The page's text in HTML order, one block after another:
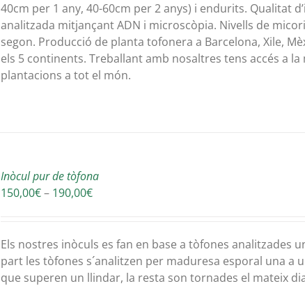
40cm per 1 any, 40-60cm per 2 anys) i endurits. Qualitat
analitzada mitjançant ADN i microscòpia. Nivells de
segon. Producció de planta tofonera a Barcelona, Xile,
els 5 continents. Treballant amb nosaltres tens accés a
plantacions a tot el món.
Inòcul pur de tòfona
150,00€– 190,00€Interval
150,00€
a
190,00€
Els nostres inòculs es fan en base a tòfones analitzades
part les tòfones s´analitzen per maduresa esporal una a
que superen un llindar, la resta son tornades el mateix